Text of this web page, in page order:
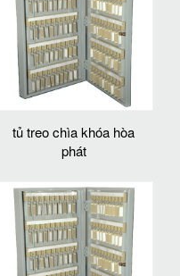
tủ treo chìa khóa hòa
phát